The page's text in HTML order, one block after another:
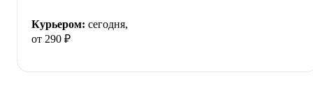
Курьером: сегодня,
от 290 ₽